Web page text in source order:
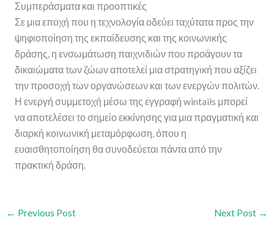
Συμπεράσματα και προοπτικές
Σε μια εποχή που η τεχνολογία οδεύει ταχύτατα προς την
ψηφιοποίηση της εκπαίδευσης και της κοινωνικής
δράσης, η ενσωμάτωση παιχνιδιών που προάγουν τα
δικαιώματα των ζώων αποτελεί μια στρατηγική που αξίζει
την προσοχή των οργανώσεων και των ενεργών πολιτών.
Η ενεργή συμμετοχή μέσω της εγγραφή wintails μπορεί
να αποτελέσει το σημείο εκκίνησης για μια πραγματική και
διαρκή κοινωνική μεταμόρφωση, όπου η
ευαισθητοποίηση θα συνοδεύεται πάντα από την
πρακτική δράση.
← Previous Post Next Post →